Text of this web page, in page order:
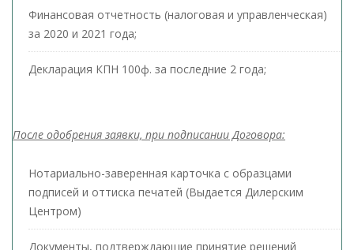
Финансовая отчетность (налоговая и управленческая)
за 2020 и 2021 года;
Декларация КПН 100ф. за последние 2 года;
После одобрения заявки, при подписании Договора:
Нотариально-заверенная карточка с образцами
подписей и оттиска печатей (Выдается Дилерским
Центром)
Документы, подтверждающие принятие решений